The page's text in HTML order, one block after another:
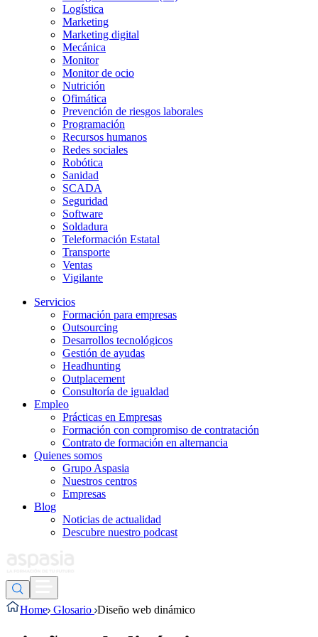
Logística
Marketing
Marketing digital
Mecánica
Monitor
Monitor de ocio
Nutrición
Ofimática
Prevención de riesgos laborales
Programación
Recursos humanos
Redes sociales
Robótica
Sanidad
SCADA
Seguridad
Software
Soldadura
Teleformación Estatal
Transporte
Ventas
Vigilante
Servicios
Formación para empresas
Outsourcing
Desarrollos tecnológicos
Gestión de ayudas
Headhunting
Outplacement
Consultoría de igualdad
Empleo
Prácticas en Empresas
Formación con compromiso de contratación
Contrato de formación en alternancia
Quienes somos
Grupo Aspasia
Nuestros centros
Empresas
Blog
Noticias de actualidad
Descubre nuestro podcast
Home Glosario Diseño web dinámico